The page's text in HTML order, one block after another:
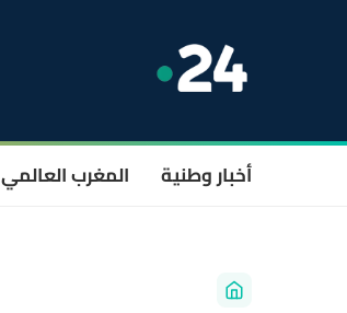
أخبار وطنية المغرب العالمي